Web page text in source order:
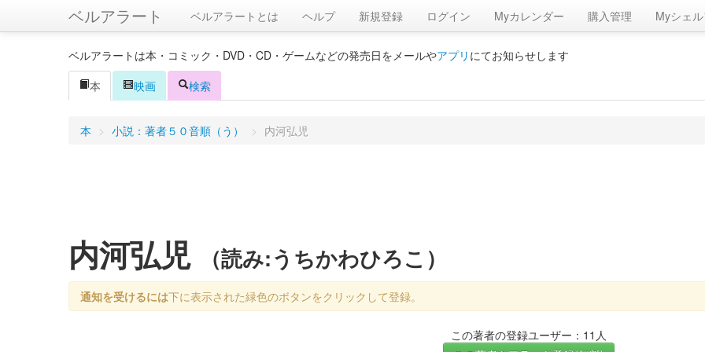
ベルアラート ベルアラートとは ヘルプ 新規登録 ログイン Myカレンダー 購入管理 Myシェル
ベルアラートは本・コミック・DVD・CD・ゲームなどの発売日をメールやアプリ にてお知らせします
本
映画 検索
本 > 小説：著者５０音順（う） > 内河弘児
内河弘児 （読み:うちかわひろこ）
通知を受けるには下に表示された緑色のボタンをクリックして登録。
この著者の登録ユーザー：11人